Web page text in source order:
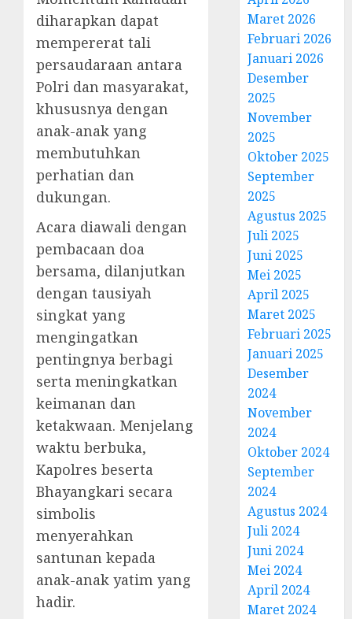
diharapkan dapat
mempererat tali
persaudaraan antara
Polri dan masyarakat,
khususnya dengan
anak-anak yang
membutuhkan
perhatian dan
dukungan.
Acara diawali dengan
pembacaan doa
bersama, dilanjutkan
dengan tausiyah
singkat yang
mengingatkan
pentingnya berbagi
serta meningkatkan
keimanan dan
ketakwaan. Menjelang
waktu berbuka,
Kapolres beserta
Bhayangkari secara
simbolis
menyerahkan
santunan kepada
anak-anak yatim yang
hadir.
Maret 2026
Februari 2026
Januari 2026
Desember
2025
November
2025
Oktober 2025
September
2025
Agustus 2025
Juli 2025
Juni 2025
Mei 2025
April 2025
Maret 2025
Februari 2025
Januari 2025
Desember
2024
November
2024
Oktober 2024
September
2024
Agustus 2024
Juli 2024
Juni 2024
Mei 2024
April 2024
Maret 2024